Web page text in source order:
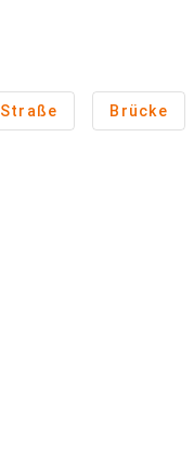
Straße Brücke